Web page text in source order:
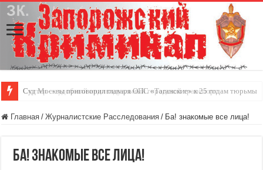
Скутер — удобный индивидуальный городской транспорт
Главная / Журналистские Расследования / Ба! знакомые все лица!
Ба! знакомые все лица!